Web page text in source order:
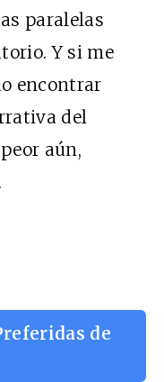
paralelas
Y si me
encontrar
del
aún,
de